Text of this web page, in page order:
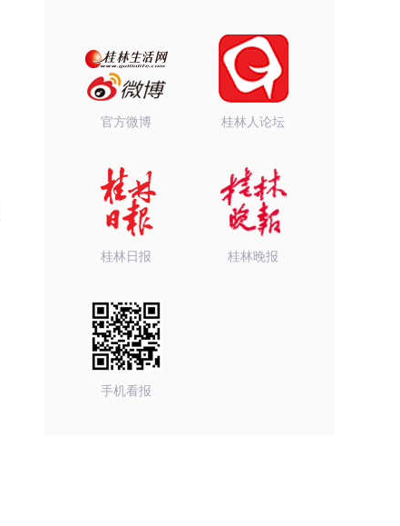
官方微博 桂林人论坛
桂林日报 桂林晚报
手机看报